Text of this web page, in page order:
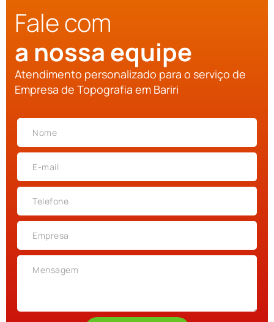
Fale com
a nossa equipe
Atendimento personalizado para o serviço de
Empresa de Topografia em Bariri